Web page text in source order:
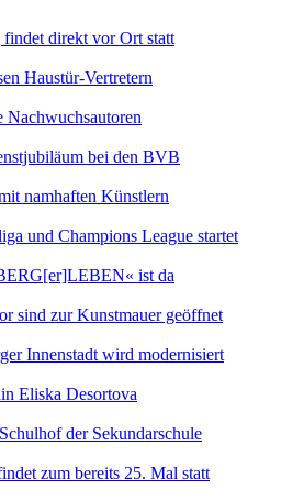
direkt vor Ort statt
Haustür-Vertretern
Nachwuchsautoren
bei den BVB
namhaften Künstlern
und Champions League startet
ist da
sind zur Kunstmauer geöffnet
Innenstadt wird modernisiert
Eliska Desortova
der Sekundarschule
zum bereits 25. Mal statt